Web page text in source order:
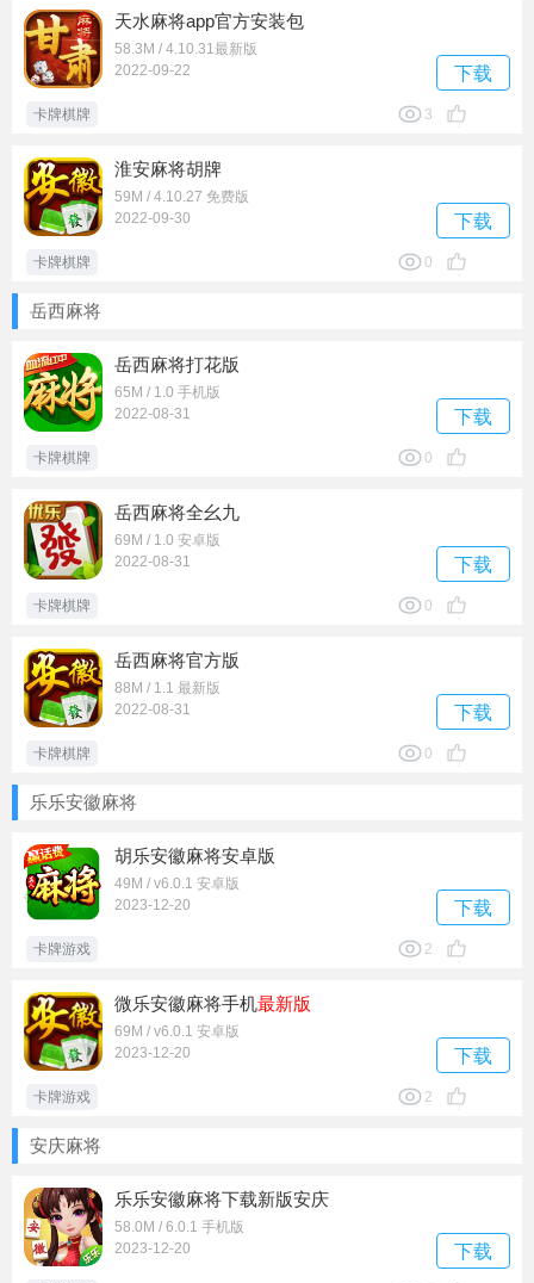
天水麻将app官方安装包
58.3M / 4.10.31最新版
2022-09-22
下载
卡牌棋牌 3
淮安麻将胡牌
59M / 4.10.27 免费版
2022-09-30
下载
卡牌棋牌 0
岳西麻将
岳西麻将打花版
65M / 1.0 手机版
2022-08-31
下载
卡牌棋牌 0
岳西麻将全幺九
69M / 1.0 安卓版
2022-08-31
下载
卡牌棋牌 0
岳西麻将官方版
88M / 1.1 最新版
2022-08-31
下载
卡牌棋牌 0
乐乐安徽麻将
胡乐安徽麻将安卓版
49M / v6.0.1 安卓版
2023-12-20
下载
卡牌游戏 2
微乐安徽麻将手机最新版
69M / v6.0.1 安卓版
2023-12-20
下载
卡牌游戏 2
安庆麻将
乐乐安徽麻将下载新版安庆
58.0M / 6.0.1 手机版
2023-12-20
下载